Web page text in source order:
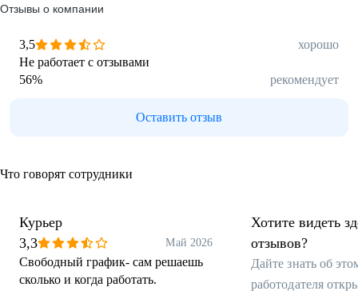
Отзывы о компании
3,5
хорошо
Не работает с отзывами
56% рекомендует
Оставить отзыв
Что говорят сотрудники
Курьер
3,3
Май 2026
Свободный график- сам решаешь
сколько и когда работать.
Хотите видеть
отзывов?
Дайте знать об
работодателя